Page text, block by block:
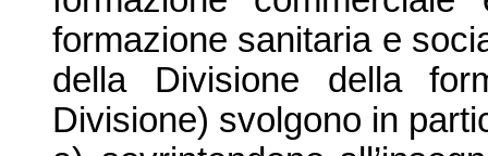
formazione sanitaria e
della Divisione della
Divisione) svolgono in